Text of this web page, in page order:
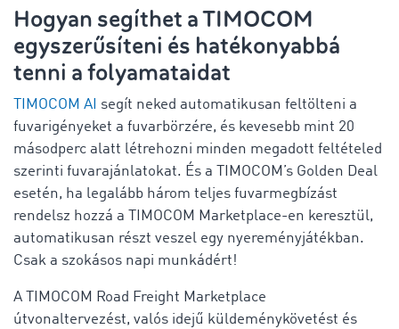
Hogyan segíthet a TIMOCOM
egyszerűsíteni és hatékonyabbá
tenni a folyamataidat
TIMOCOM AI segít neked automatikusan feltölteni a
fuvarigényeket a fuvarbörzére, és kevesebb mint 20
másodperc alatt létrehozni minden megadott feltételed
szerinti fuvarajánlatokat. És a
TIMOCOM’s Golden Deal
esetén, ha legalább három teljes fuvarmegbízást
rendelsz hozzá a TIMOCOM Marketplace-en keresztül,
automatikusan részt veszel egy nyereményjátékban.
Csak a szokásos napi munkádért!
A TIMOCOM Road Freight Marketplace
útvonaltervezést, valós idejű küldeménykövetést és